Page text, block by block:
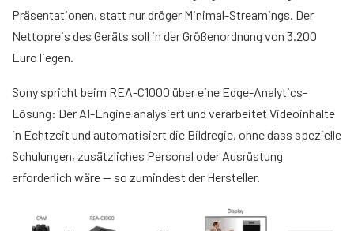
Präsentationen, statt nur dröger Minimal-Streamings. Der
Nettopreis des Geräts soll in der Größenordnung von 3.200
Euro liegen.
Sony spricht beim REA-C1000 über eine Edge-Analytics-
Lösung: Der AI-Engine analysiert und verarbeitet Videoinhalte
in Echtzeit und automatisiert die Bildregie, ohne dass spezielle
Schulungen, zusätzliches Personal oder Ausrüstung
erforderlich wäre — so zumindest der Hersteller.